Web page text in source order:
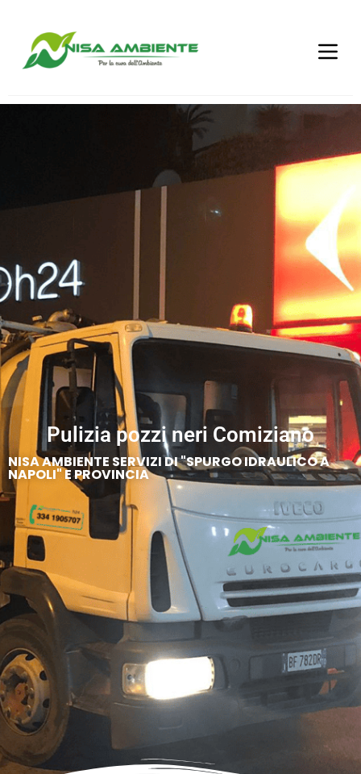
Pulizia pozzi neri Comiziano
NISA AMBIENTE SERVIZI DI "SPURGO IDRAULICO A
NAPOLI" E PROVINCIA